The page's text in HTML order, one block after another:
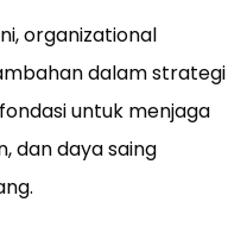
organizational
dalam strategi
untuk menjaga
dan daya saing